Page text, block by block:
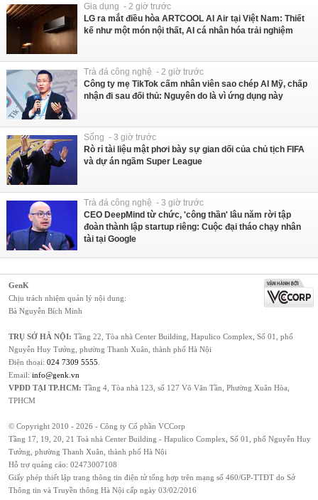
Gia dụng - 2 giờ trước
LG ra mắt điều hòa ARTCOOL AI Air tại Việt Nam: Thiết
kế như một món nội thất, AI cá nhân hóa trải nghiệm
Trà đá công nghệ - 2 giờ trước
Công ty mẹ TikTok cấm nhân viên sao chép AI Mỹ, chấp
nhận đi sau đối thủ: Nguyên do là vì ứng dụng này
Sống - 3 giờ trước
Rò rỉ tài liệu mật phơi bày sự gian dối của chủ tịch FIFA
và dự án ngầm Super League
Trà đá công nghệ - 3 giờ trước
CEO DeepMind từ chức, 'công thần' lâu năm rời tập
đoàn thành lập startup riêng: Cuộc đại tháo chạy nhân
tài tại Google
GenK
Chịu trách nhiệm quản lý nội dung:
Bà Nguyễn Bích Minh
TRỤ SỞ HÀ NỘI: Tầng 22, Tòa nhà Center Building, Hapulico Complex, Số 01, phố
Nguyễn Huy Tưởng, phường Thanh Xuân, thành phố Hà Nội
Điện thoại: 024 7309 5555
Email: info@genk.vn
VPĐD TẠI TP.HCM: Tầng 4, Tòa nhà 123, số 127 Võ Văn Tần, Phường Xuân Hòa,
TPHCM
© Copyright 2010 - 2026 - Công ty Cổ phần VCCorp
Tầng 17, 19, 20, 21 Toà nhà Center Building - Hapulico Complex, Số 01, phố Nguyễn Huy
Tưởng, phường Thanh Xuân, thành phố Hà Nội
Hỗ trợ quảng cáo: 02473007108
Giấy phép thiết lập trang thông tin điện tử tổng hợp trên mạng số 460/GP-TTĐT do Sở
Thông tin và Truyền thông Hà Nội cấp ngày 03/02/2016